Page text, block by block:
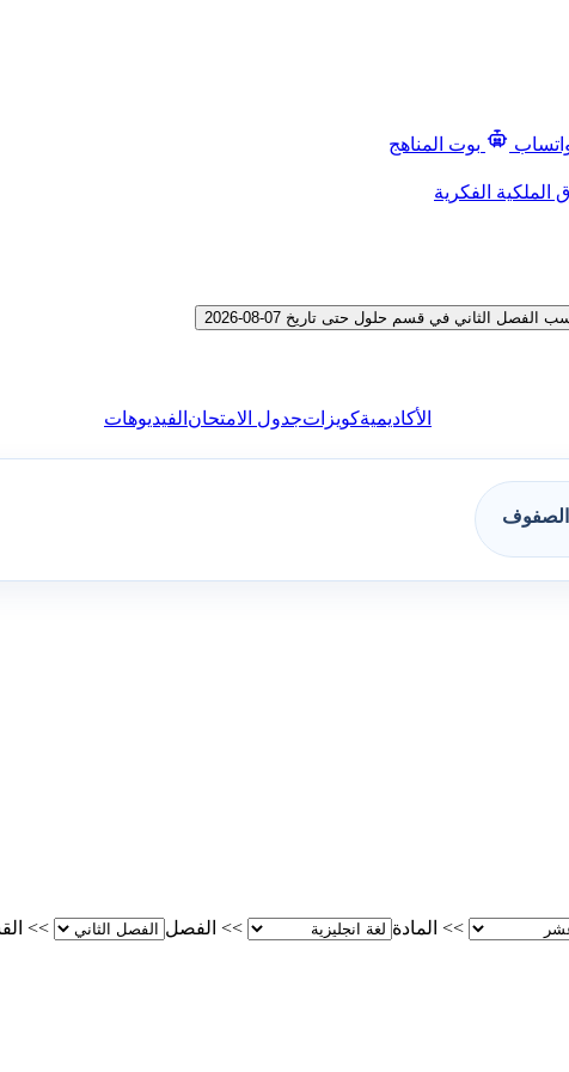
بوت المناهج
الملكية الفكرية
الثاني في قسم حلول حتى تاريخ 07-08-2026
الأكاديميةكويزاتجدول الامتحان الفيديوهات
الصفوف
>> المادة >> الفصل >>